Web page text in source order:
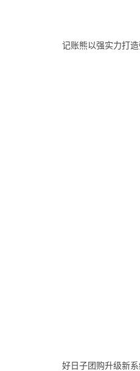
记账熊以强实力打
好日子团购升级新